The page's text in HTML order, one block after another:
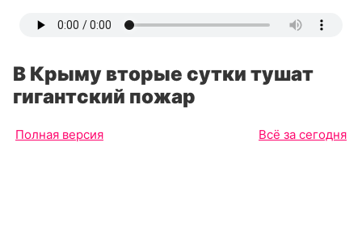
В Крыму вторые сутки тушат
гигантский пожар
Полная версия Всё за сегодня